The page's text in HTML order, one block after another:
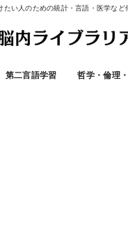
たい人のための統計・言語・医学など
第二言語学習 哲学・倫理